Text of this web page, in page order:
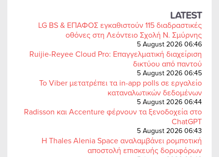
LATEST
LG BS & ΕΠΑΦΟΣ εγκαθιστούν 115 διαδραστικές
οθόνες στη Λεόντειο Σχολή Ν. Σμύρνης
5 August 2026 06:46
Ruijie-Reyee Cloud Pro: Επαγγελματική διαχείριση
δικτύου από παντού
5 August 2026 06:45
Το Viber μετατρέπει τα in-app polls σε εργαλείο
καταναλωτικών δεδομένων
5 August 2026 06:44
Radisson και Accenture φέρνουν τα ξενοδοχεία στο
ChatGPT
5 August 2026 06:43
Η Thales Alenia Space αναλαμβάνει ρομποτική
αποστολή επισκευής δορυφόρων